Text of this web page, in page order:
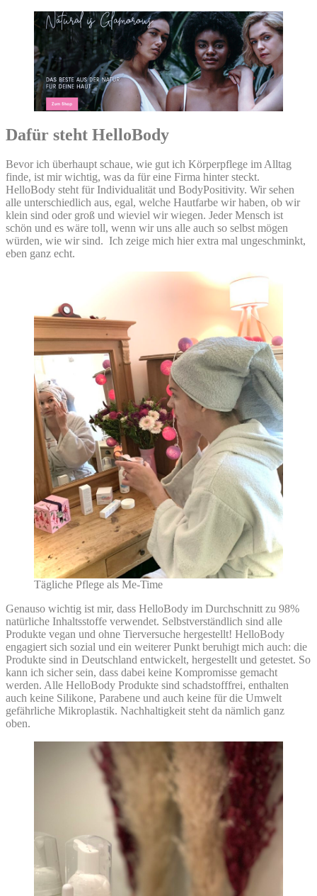
Dafür steht HelloBody
Bevor ich überhaupt schaue, wie gut ich Körperpflege im Alltag
finde, ist mir wichtig, was da für eine Firma hinter steckt.
HelloBody steht für Individualität und BodyPositivity. Wir sehen
alle unterschiedlich aus, egal, welche Hautfarbe wir haben, ob wir
klein sind oder groß und wieviel wir wiegen. Jeder Mensch ist
schön und es wäre toll, wenn wir uns alle auch so selbst mögen
würden, wie wir sind. Ich zeige mich hier extra mal ungeschminkt,
eben ganz echt.
Tägliche Pflege als Me-Time
Genauso wichtig ist mir, dass HelloBody im Durchschnitt zu 98%
natürliche Inhaltsstoffe verwendet. Selbstverständlich sind alle
Produkte vegan und ohne Tierversuche hergestellt! HelloBody
engagiert sich sozial und ein weiterer Punkt beruhigt mich auch: die
Produkte sind in Deutschland entwickelt, hergestellt und getestet. So
kann ich sicher sein, dass dabei keine Kompromisse gemacht
werden. Alle HelloBody Produkte sind schadstofffrei, enthalten
auch keine Silikone, Parabene und auch keine für die Umwelt
gefährliche Mikroplastik. Nachhaltigkeit steht da nämlich ganz
oben.